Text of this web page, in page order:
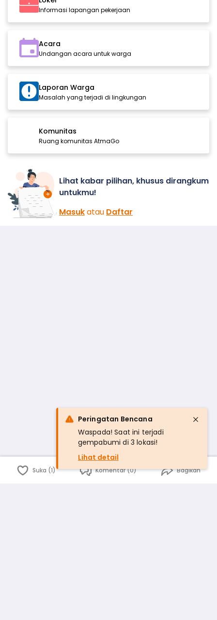
Informasi lapangan pekerjaan
Acara
Undangan acara untuk warga
Laporan Warga
Masalah yang terjadi di lingkungan
Komunitas
Ruang komunitas AtmaGo
Lihat kabar pilihan, khusus dirangkum
untukmu!
Masukatau Daftar
Suka (1) Komentar (0) Bagikan
Peringatan Bencana
Waspada! Saat ini terjadi
gempabumi di 3 lokasi!
Lihat detail